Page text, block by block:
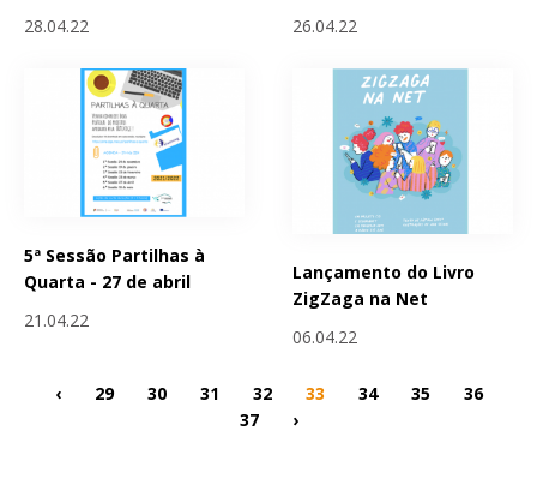
28.04.22
26.04.22
5ª Sessão Partilhas à
Quarta - 27 de abril
21.04.22
Lançamento do Livro
ZigZaga na Net
06.04.22
‹ 29 30 31 32 33 34 35
36
37
›